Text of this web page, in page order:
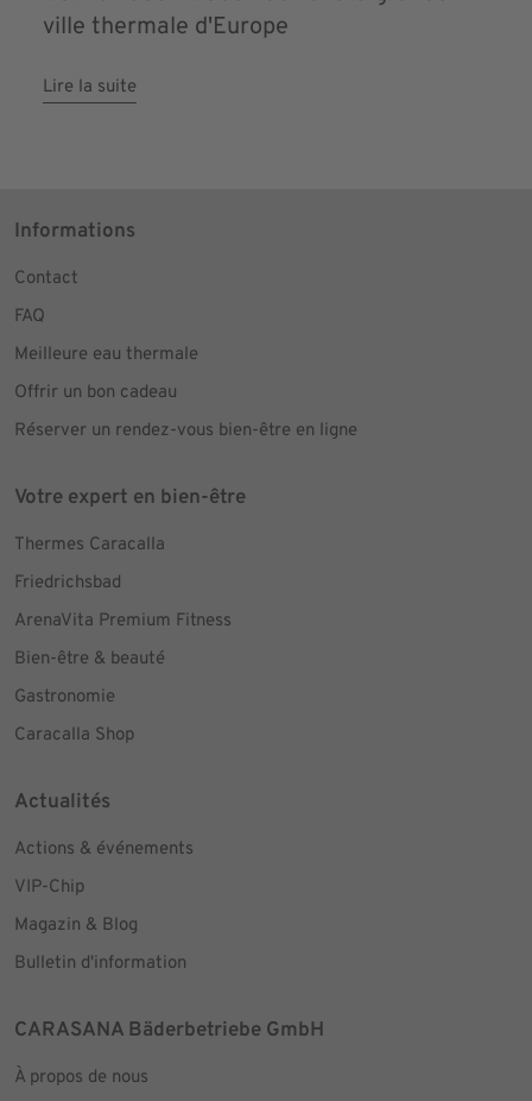
ville thermale d'Europe
Lire la suite
Informations
Contact
FAQ
Meilleure eau thermale
Offrir un bon cadeau
Réserver un rendez-vous bien-être en ligne
Votre expert en bien-être
Thermes Caracalla
Friedrichsbad
ArenaVita Premium Fitness
Bien-être & beauté
Gastronomie
Caracalla Shop
Actualités
Actions & événements
VIP-Chip
Magazin & Blog
Bulletin d'information
CARASANA Bäderbetriebe GmbH
À propos de nous